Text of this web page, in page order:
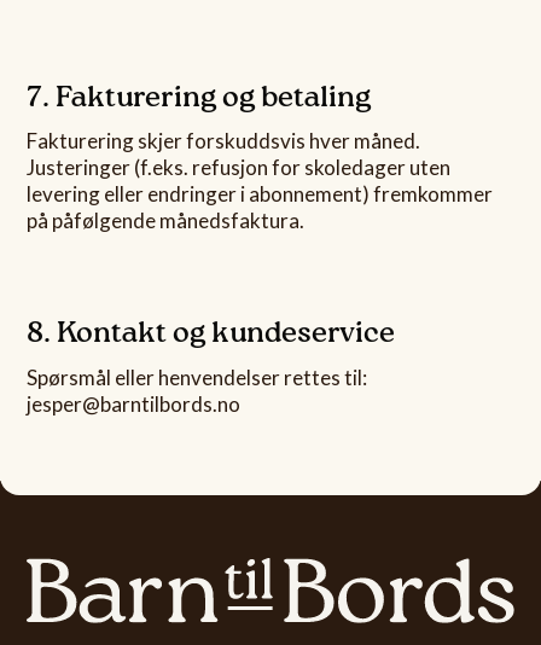
7. Fakturering og betaling
Fakturering skjer forskuddsvis hver måned.
Justeringer (f.eks. refusjon for skoledager uten
levering eller endringer i abonnement) fremkommer
på påfølgende månedsfaktura.
8. Kontakt og kundeservice
Spørsmål eller henvendelser rettes til:
jesper@barntilbords.no